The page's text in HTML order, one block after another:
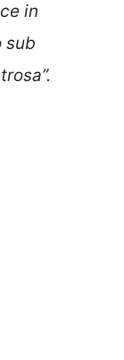
in
sub